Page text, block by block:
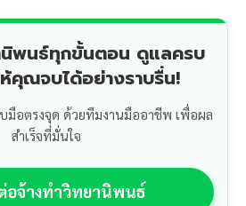
นิพนธ์ทุกขั้นตอน ดูแลครบ
คุณจบได้อย่างราบรื่น!
อตรงจุด ด้วยทีมงานมืออาชีพ เพื่อผล
สำเร็จที่มั่นใจ
อจ้างทำวิทยานิพนธ์